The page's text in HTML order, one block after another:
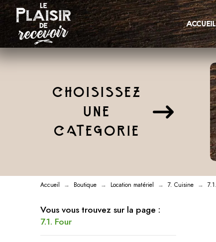
accueil
CHOISISSEZ
UNE
CATEGORIE
Accueil → Boutique → Location matériel → 7. Cuisine →
Vous vous trouvez sur la page :
7.1. Four